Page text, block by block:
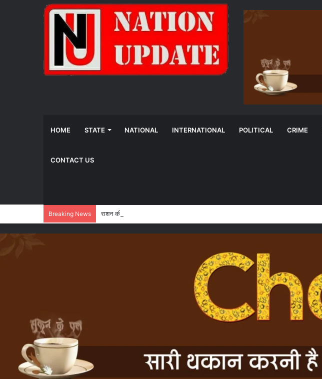
HOME STATE NATIONAL INTERNATIONAL POLITICAL CRIME
CONTACT US
Breaking News राशन की कतार से मिलेगी मुक्ति, बायोमेट्रिक प्रमाणीकरण के जरिए 24×7 घंटे खाद्यान्न- मंत्री